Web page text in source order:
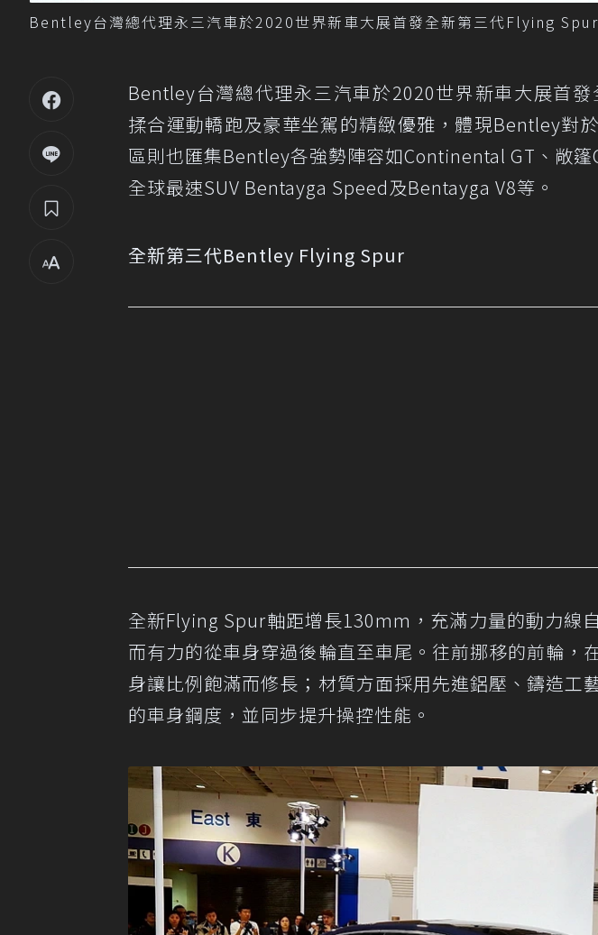
Bentley台灣總代理永三汽車於2020世界新車大展首發全新第三代Flying
Bentley台灣總代理永三汽車於2020世界新車大展首
揉合運動轎跑及豪華坐駕的精緻優雅，體現Bentley對
區則也匯集Bentley各強勢陣容如Continental GT、敞
全球最速SUV Bentayga Speed及Bentayga V8等。
全新第三代Bentley Flying Spur
全新Flying Spur軸距增長130mm，充滿力量的動力線
而有力的從車身穿過後輪直至車尾。往前挪移的前輪，
身讓比例飽滿而修長；材質方面採用先進鋁壓、鑄造工
的車身鋼度，並同步提升操控性能。